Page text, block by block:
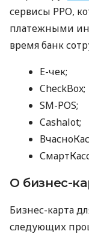
сервисы РРО,
платежными
время банк
E-чек;
CheckBox;
SM-POS;
Cashalot;
О бизнес-
Бизнес-карта
следующих